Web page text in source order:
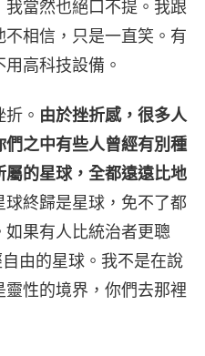
當然也絕口不提。我跟
相信，只是一直笑。有
高科技設備。
。 由於挫折感，很多人
之中有些人曾經有別種
的星球，全都遠遠比地
終歸是星球，免不了都
果有人比統治者更聰
由的星球。我不是在說
性的境界，你們去那裡